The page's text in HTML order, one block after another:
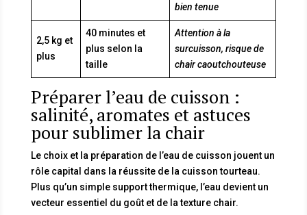
bien tenue
2,5 kg et
plus
40 minutes et
plus selon la
taille
Attention à la
surcuisson, risque de
chair caoutchouteuse
Préparer l’eau de cuisson :
salinité, aromates et astuces
pour sublimer la chair
Le choix et la préparation de l’eau de cuisson jouent un
rôle capital dans la réussite de la cuisson tourteau.
Plus qu’un simple support thermique, l’eau devient un
vecteur essentiel du goût et de la texture chair.